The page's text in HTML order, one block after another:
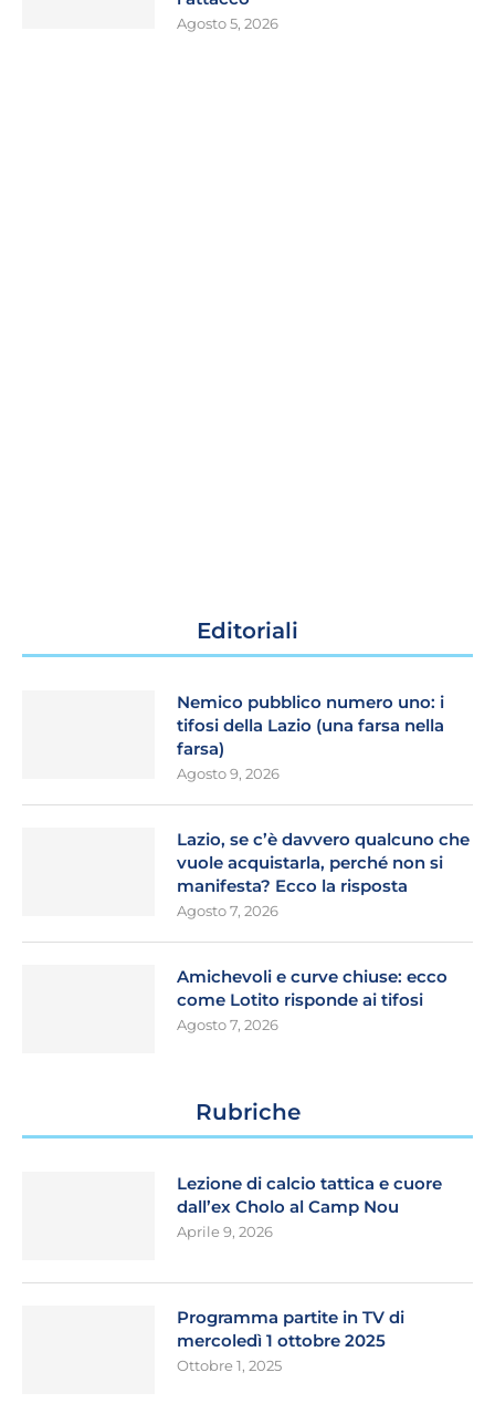
Agosto 5, 2026
Editoriali
Nemico pubblico numero uno: i
tifosi della Lazio (una farsa nella
farsa)
Agosto 9, 2026
Lazio, se c’è davvero qualcuno che
vuole acquistarla, perché non si
manifesta? Ecco la risposta
Agosto 7, 2026
Amichevoli e curve chiuse: ecco
come Lotito risponde ai tifosi
Agosto 7, 2026
Rubriche
Lezione di calcio tattica e cuore
dall’ex Cholo al Camp Nou
Aprile 9, 2026
Programma partite in TV di
mercoledì 1 ottobre 2025
Ottobre 1, 2025